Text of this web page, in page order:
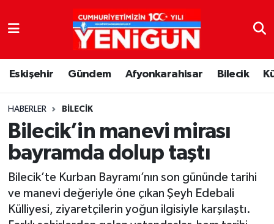
Eskişehir Gündem Afyonkarahisar Bilecik
HABERLER BILECIK
Bilecik’in manevi mirası
bayramda dolup taştı
Bilecik’te Kurban Bayramı’nın son gününde tarihi
ve manevi değeriyle öne çıkan Şeyh Edebali
Külliyesi, ziyaretçilerin yoğun ilgisiyle karşılaştı.
Nöbetçi Eczaneler
Hava Durumu
Trafik Durumu
Süper Lig Puan Durumu ve Fikstür
Tüm Manşetler
Son Dakika Haberleri